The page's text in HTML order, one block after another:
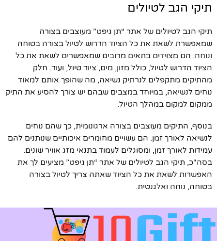
תיקי הגב לטיולים
תיקי הגב לטיולים של אתר “תן גיפט” מעוצבים בצורה
שמאפשרת לשאת את כל הציוד הדרוש לטיול בצורה בטוחה
ונוחה. הם מצוידים בתאים מרובים שמאפשרים לשאת את כל
הציוד הדרוש לטיול, כולל מזון, מים, ציוד טיול, ועוד. חלק
מהתיקים מתקפלים לנרתיק נשיאה, מה שהופך אותם למאוד
נוחים לנשיאה, במיוחד במצבים שבהם יש צורך להסיע את התיק
ממקום למקום במהלך הטיול.
בנוסף, התיקים מעוצבים בצורה ארגונומית, כך שהם נוחים
לנשיאה לאורך זמן. הם עשויים מחומרים איכותיים שנותנים להם
עמידות לאורך זמן, ומסוגלים לעמוד בתנאי מזג אוויר שונים.
בסה"כ, תיקי הגב לטיולים של אתר “תן גיפט” מציעים לך את
האפשרות לשאת את כל הציוד שאתה צריך לטיול בצורה
בטוחה, נוחה ואלגנטית.